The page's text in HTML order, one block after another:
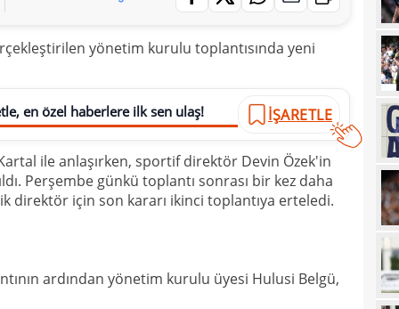
yönetim kurulu toplantısında yeni
en özel haberlere ilk sen ulaş! İŞARETLE
ile anlaşırken, sportif direktör Devin Özek'in
Perşembe günkü toplantı sonrası bir kez daha
direktör için son kararı ikinci toplantıya erteledi.
ardından yönetim kurulu üyesi Hulusi Belgü,